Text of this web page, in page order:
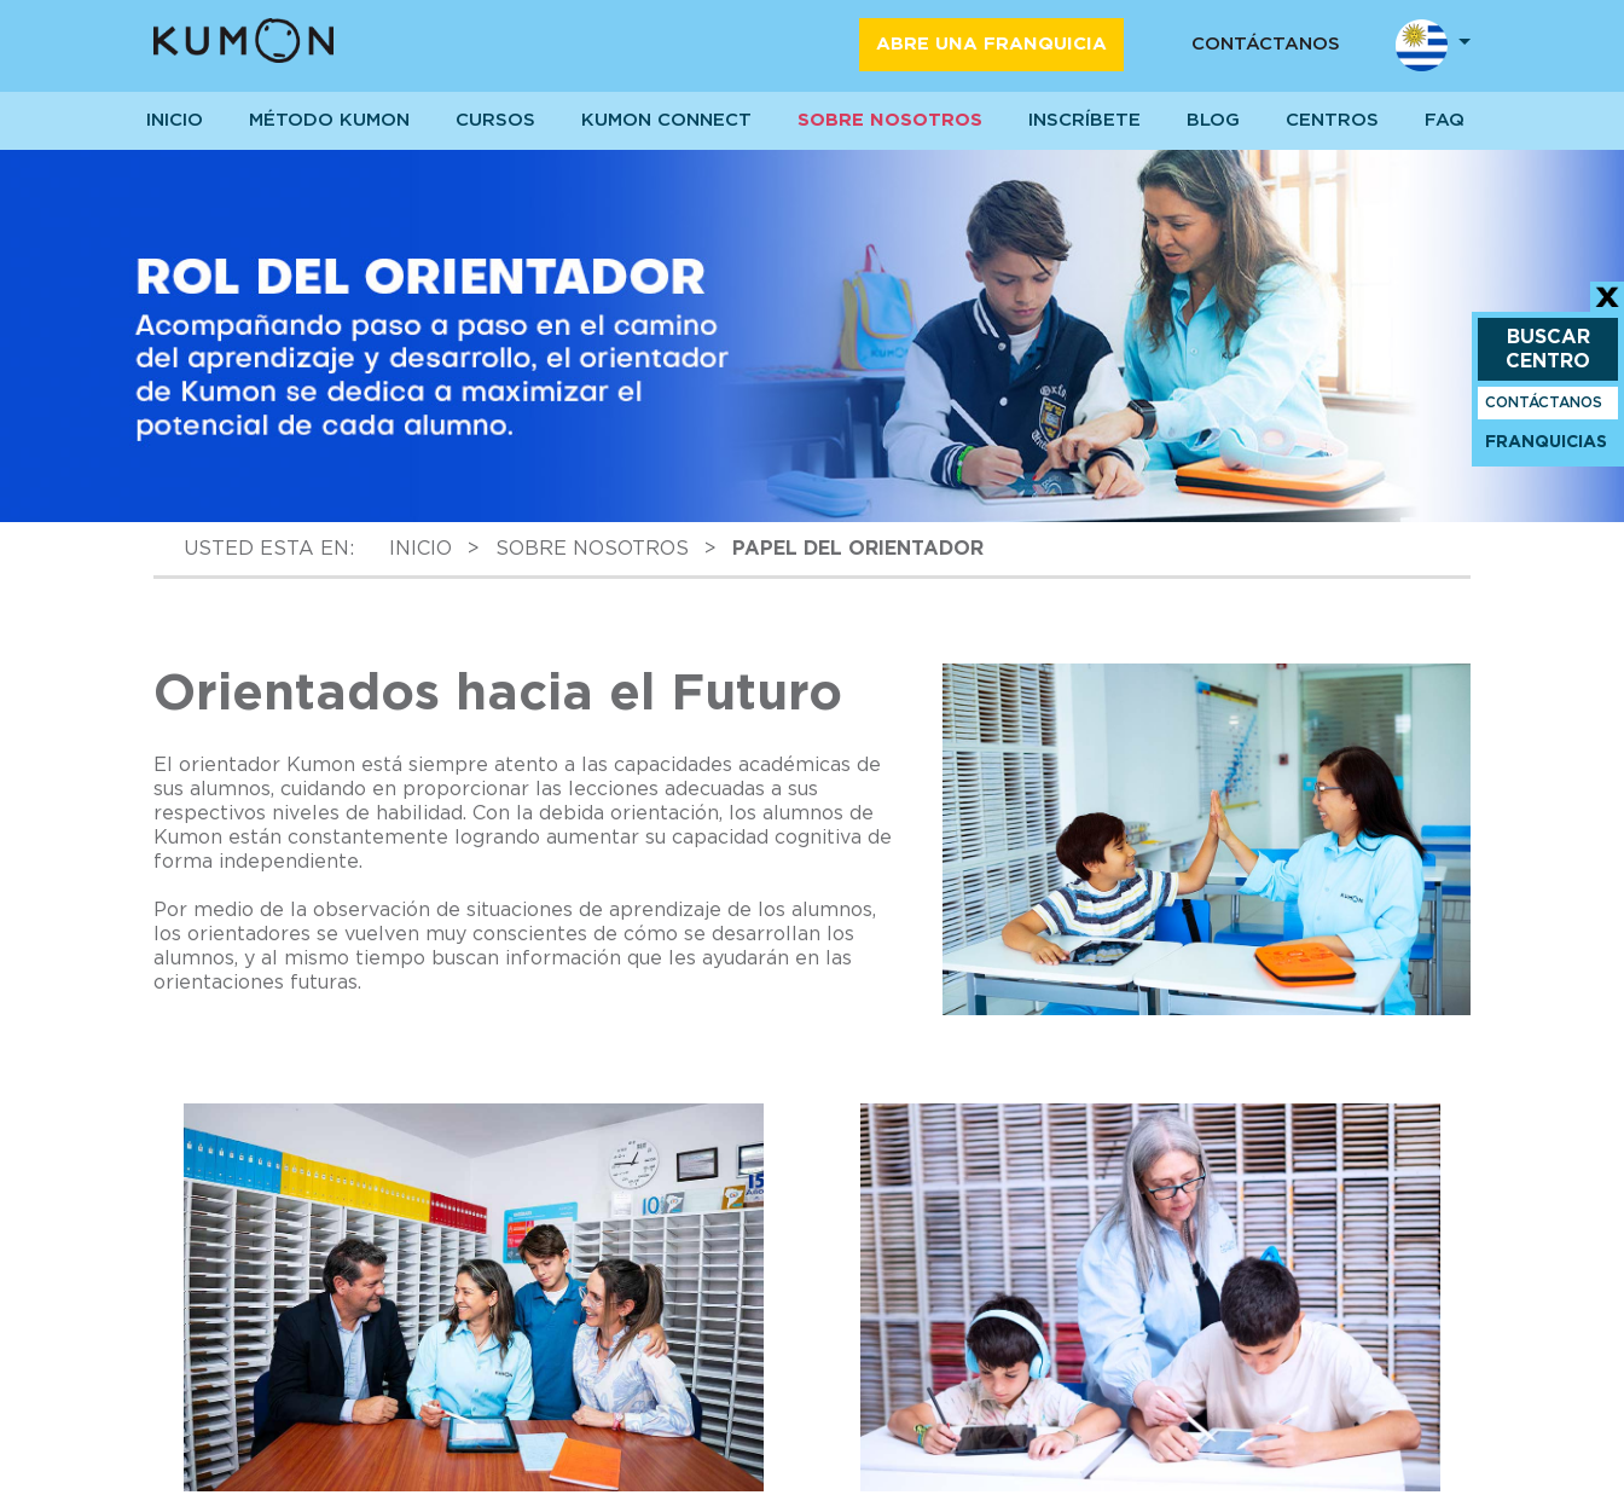
ABRE UNA FRANQUICIA CONTÁCTANOS
INICIO MÉTODO KUMON CURSOS KUMON CONNECT SOBRE NOSOTROS INSCRÍBETE BLOG CENTROS FAQ
USTED ESTA EN: INICIO > SOBRE NOSOTROS > PAPEL DEL ORIENTADOR
Orientados hacia el Futuro
El orientador Kumon está siempre atento a las capacidades académicas de
sus alumnos, cuidando en proporcionar las lecciones adecuadas a sus
respectivos niveles de habilidad. Con la debida orientación, los alumnos de
Kumon están constantemente logrando aumentar su capacidad cognitiva de
forma independiente.
Por medio de la observación de situaciones de aprendizaje de los alumnos,
los orientadores se vuelven muy conscientes de cómo se desarrollan los
alumnos, y al mismo tiempo buscan información que les ayudarán en las
orientaciones futuras.
BUSCAR
CENTRO
CONTÁCTANOS
FRANQUICIAS